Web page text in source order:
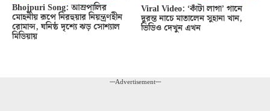
Bhojpuri Song: আম্রপালির
মোহনীয় রূপে নিরহুয়ার নিয়ন্ত্রণহীন
রোমান্স, ঘনিষ্ঠ দৃশ্যে ঝড় সোশ্যাল
মিডিয়ায়
Viral Video: ‘কাঁটা লাগা’ গানে
দুরন্ত নাচে মাতালেন সুহানা খান,
ভিডিও দেখুন এখন
---Advertisement---